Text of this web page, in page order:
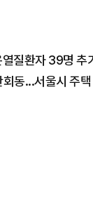
질환자 39명 추
동...서울시 주택